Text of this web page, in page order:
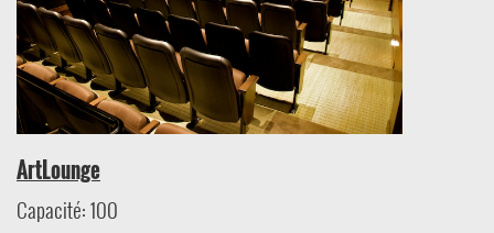
ArtLounge
Capacité: 100